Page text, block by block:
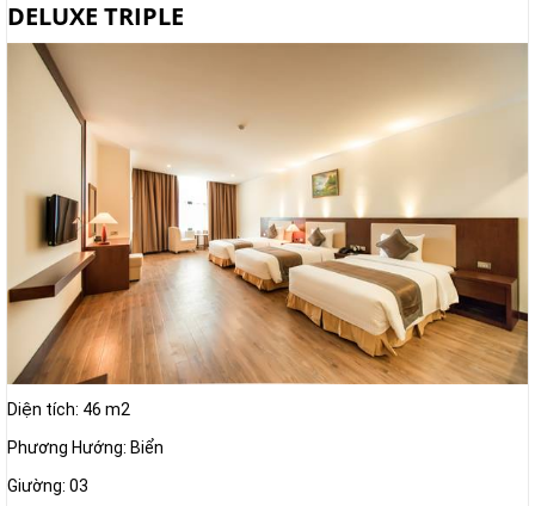
DELUXE TRIPLE
Diện tích: 46 m2
Phương Hướng: Biển
Giường: 03